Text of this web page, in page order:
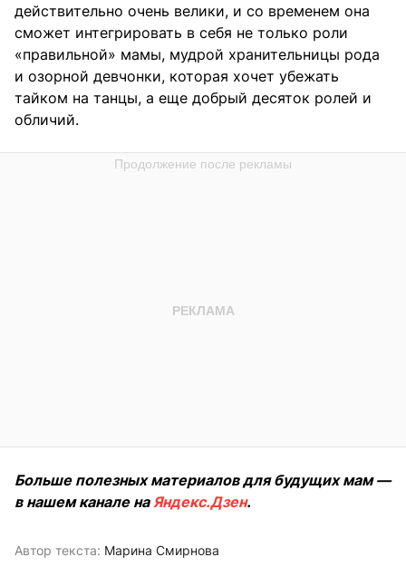
действительно очень велики, и со временем она
сможет интегрировать в себя не только роли
«правильной» мамы, мудрой хранительницы рода
и озорной девчонки, которая хочет убежать
тайком на танцы, а еще добрый десяток ролей и
обличий.
Больше полезных материалов для будущих мам —
в нашем канале наЯндекс.Дзен.
Автор текста: Марина Смирнова